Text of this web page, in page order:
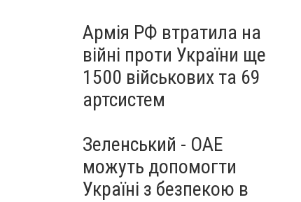
Армія РФ втратила на
війні проти України ще
1500 військових та 69
артсистем
Зеленський - ОАЕ
можуть допомогти
Україні з безпекою в